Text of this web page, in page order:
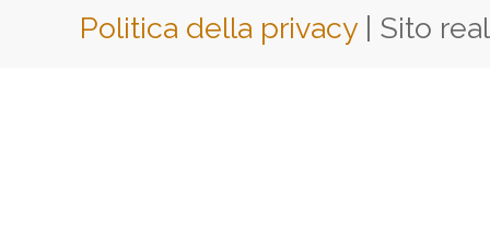
Politica della privacy | Sito